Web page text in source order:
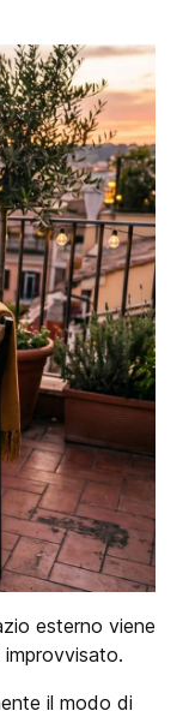
esterno viene
il modo di